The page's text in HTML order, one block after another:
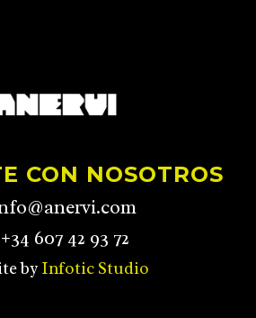
CON NOSOTROS
607 42 93 72
by Infotic Studio